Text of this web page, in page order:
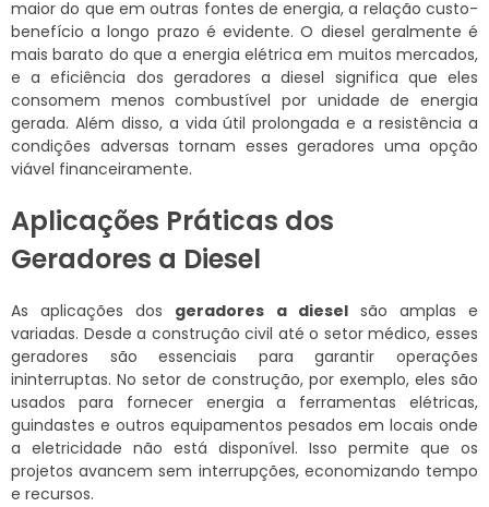
maior do que em outras fontes de energia, a relação custo-
benefício a longo prazo é evidente. O diesel geralmente é
mais barato do que a energia elétrica em muitos mercados,
e a eficiência dos geradores a diesel significa que eles
consomem menos combustível por unidade de energia
gerada. Além disso, a vida útil prolongada e a resistência a
condições adversas tornam esses geradores uma opção
viável financeiramente.
Aplicações Práticas dos
Geradores a Diesel
As aplicações dos geradores a dieselsão amplas e
variadas. Desde a construção civil até o setor médico, esses
geradores são essenciais para garantir operações
ininterruptas. No setor de construção, por exemplo, eles são
usados para fornecer energia a ferramentas elétricas,
guindastes e outros equipamentos pesados em locais onde
a eletricidade não está disponível. Isso permite que os
projetos avancem sem interrupções, economizando tempo
e recursos.